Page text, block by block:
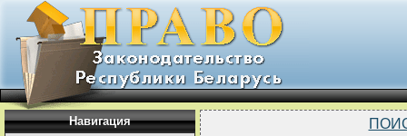
Навигация